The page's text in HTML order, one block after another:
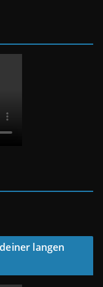
langen